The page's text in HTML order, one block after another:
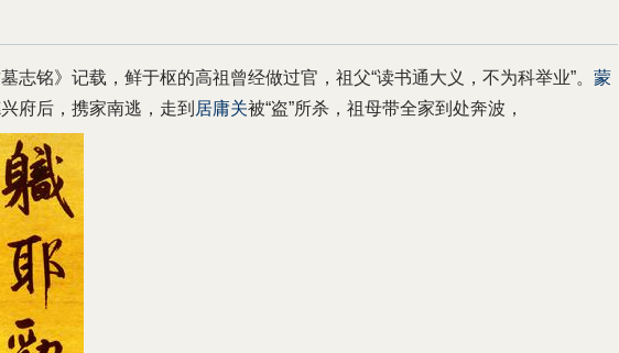
志铭》记载，鲜于枢的高祖曾经做过官，祖父“读书通大义，不为科举业”。 蒙
府后，携家南逃，走到 居庸关被“盗”所杀，祖母带全家到处奔波，